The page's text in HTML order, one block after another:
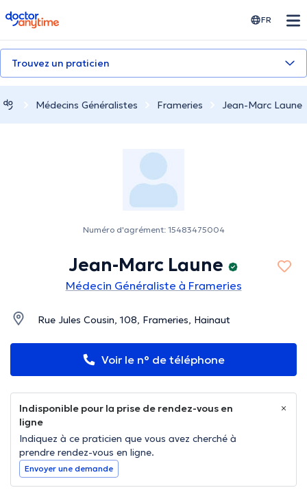
doctoranytime FR
Trouvez un praticien
Médecins Généralistes Frameries Jean-Marc Laune
Numéro d'agrément: 15483475004
Jean-Marc Laune
Médecin Généraliste à Frameries
Rue Jules Cousin, 108, Frameries, Hainaut
Voir le n° de téléphone
Indisponible pour la prise de rendez-vous en
ligne
Indiquez à ce praticien que vous avez cherché à
prendre rendez-vous en ligne.
Envoyer une demande